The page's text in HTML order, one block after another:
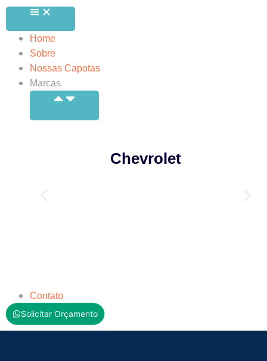
Home
Sobre
Nossas Capotas
Marcas
Chevrolet
Contato
Solicitar Orçamento